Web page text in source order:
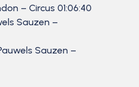
– Circus 01:06:40
Sauzen –
Sauzen –